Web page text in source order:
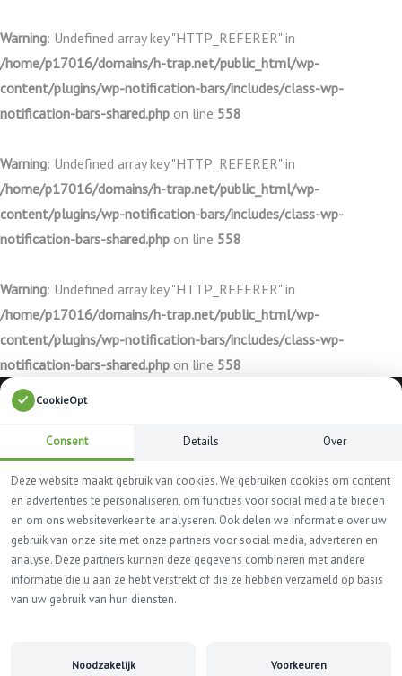
Warning: Undefined array key "HTTP_REFERER" in
/home/p17016/domains/h-trap.net/public_html/wp-
content/plugins/wp-notification-bars/includes/class-wp-
notification-bars-shared.php on line 558
Warning: Undefined array key "HTTP_REFERER" in
/home/p17016/domains/h-trap.net/public_html/wp-
content/plugins/wp-notification-bars/includes/class-wp-
notification-bars-shared.php on line 558
Warning: Undefined array key "HTTP_REFERER" in
/home/p17016/domains/h-trap.net/public_html/wp-
content/plugins/wp-notification-bars/includes/class-wp-
notification-bars-shared.php on line 558
CookieOpt
Consent Details Over
Deze website maakt gebruik van cookies. We gebruiken cookies om content
en advertenties te personaliseren, om functies voor social media te bieden
en om ons websiteverkeer te analyseren. Ook delen we informatie over uw
gebruik van onze site met onze partners voor social media, adverteren en
analyse. Deze partners kunnen deze gegevens combineren met andere
informatie die u aan ze hebt verstrekt of die ze hebben verzameld op basis
van uw gebruik van hun diensten.
Noodzakelijk Voorkeuren
MORE INFO? +31(0) 33 299 41 39
Product 2.07.1010_H-trap_ball